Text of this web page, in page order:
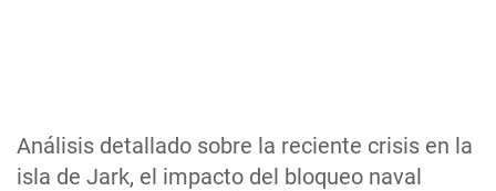
Análisis detallado sobre la reciente crisis en la
isla de Jark, el impacto del bloqueo naval